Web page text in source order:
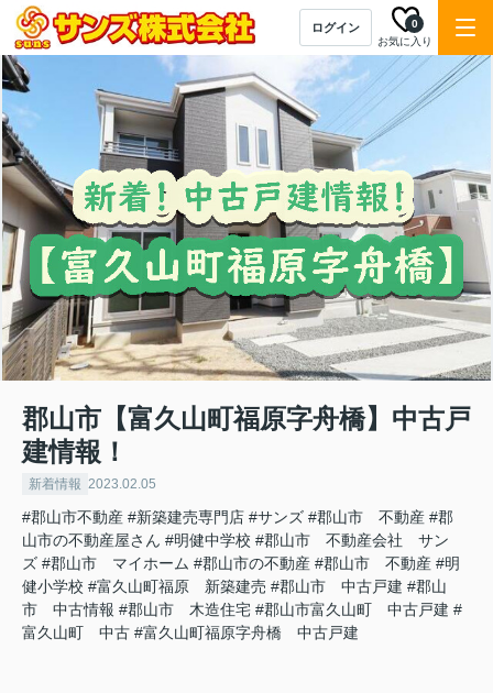
ログイン
お気に入り
0
郡山市【富久山町福原字舟橋】中古戸
建情報！
新着情報 2023.02.05
#郡山市不動産 #新築建売専門店 #サンズ #郡山市 不動産 #郡
山市の不動産屋さん #明健中学校 #郡山市 不動産会社 サン
ズ #郡山市 マイホーム #郡山市の不動産 #郡山市 不動産 #明
健小学校 #富久山町福原 新築建売 #郡山市 中古戸建 #郡山
市 中古情報 #郡山市 木造住宅 #郡山市富久山町 中古戸建 #
富久山町 中古 #富久山町福原字舟橋 中古戸建